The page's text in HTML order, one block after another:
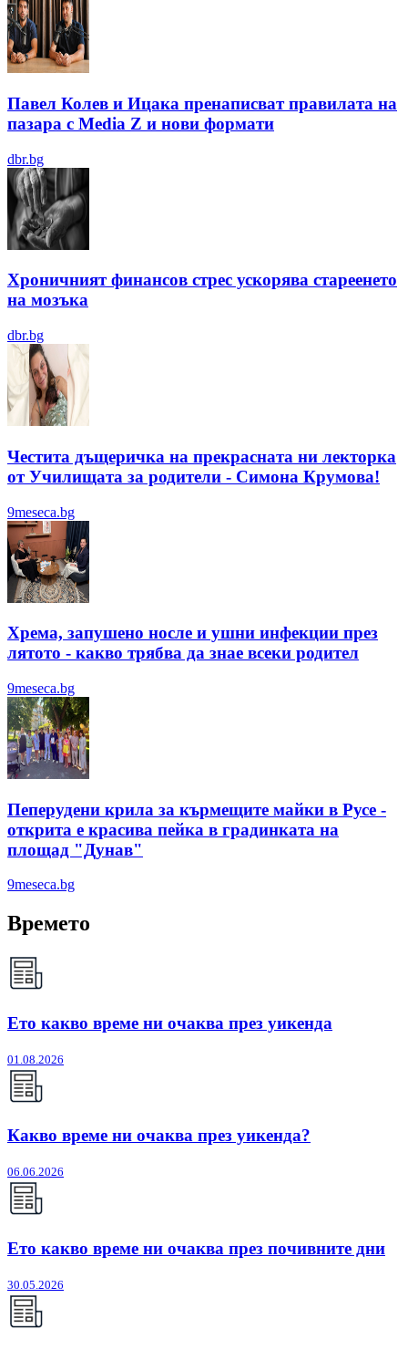
Павел Колев и Ицака пренаписват правилата на
пазара с Media Z и нови формати
dbr.bg
Хроничният финансов стрес ускорява стареенето
на мозъка
dbr.bg
Честита дъщеричка на прекрасната ни лекторка
от Училищата за родители - Симона Крумова!
9meseca.bg
Хрема, запушено носле и ушни инфекции през
лятотo - какво трябва да знае всеки родител
9meseca.bg
Пеперудени крила за кърмещите майки в Русе -
открита е красива пейка в градинката на
площад "Дунав"
9meseca.bg
Времето
Ето какво време ни очаква през уикенда
01.08.2026
Какво време ни очаква през уикенда?
06.06.2026
Ето какво време ни очаква през почивните дни
30.05.2026